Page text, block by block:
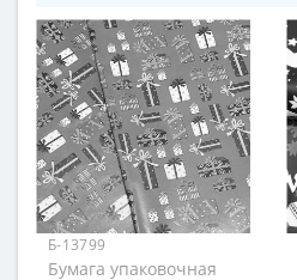
Б-13799
Бумага упаковочная